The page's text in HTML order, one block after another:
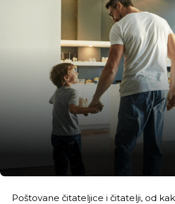
Poštovane čitateljice i čitatelji, od